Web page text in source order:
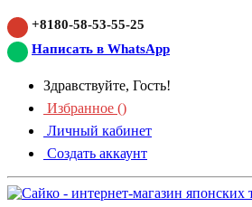
+8180-58-53-55-25
Написать в WhatsApp
Здравствуйте, Гость!
Избранное ()
Личный кабинет
Создать аккаунт